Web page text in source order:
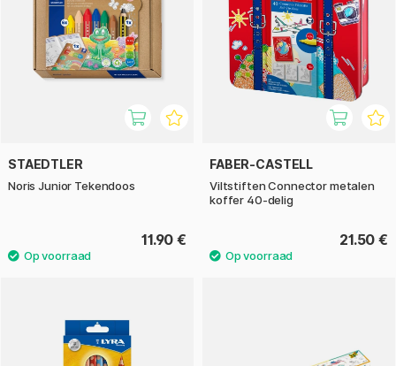
STAEDTLER
Noris Junior Tekendoos
11.90 €
FABER-CASTELL
Viltstiften Connector metalen
koffer 40-delig
21.50 €